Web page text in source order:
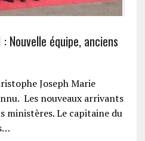
Nouvelle équipe, anciens
Joseph Marie
Les nouveaux arrivants
ministères. Le capitaine du